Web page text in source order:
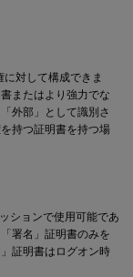
対して構成できま
またはより強力でな
外部」として識別さ
持つ証明書を持つ場
ションで使用可能であ
署名」証明書のみを
証明書はログオン時